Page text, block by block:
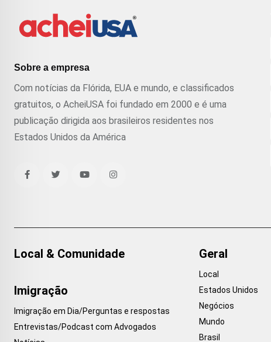
Sobre a empresa
Com notícias da Flórida, EUA e mundo, e classificados
gratuitos, o AcheiUSA foi fundado em 2000 e é uma
publicação dirigida aos brasileiros residentes nos
Estados Unidos da América
Local & Comunidade
Imigração
Imigração em Dia/Perguntas e respostas
Entrevistas/Podcast com Advogados
Geral
Local
Estados Unidos
Negócios
Mundo
Brasil